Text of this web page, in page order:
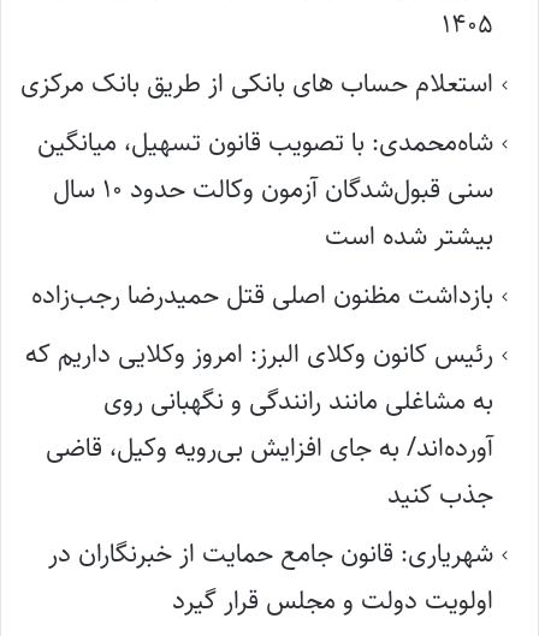
۱۴۰۵
استعلام حساب های بانکی از طریق بانک مرکزی
شاه‌محمدی: با تصویب قانون تسهیل، میانگین
سنی قبول‌شدگان آزمون وکالت حدود ۱۰ سال
بیشتر شده است
بازداشت مظنون اصلی قتل حمیدرضا رجب‌زاده
رئیس کانون وکلای البرز: امروز وکلایی داریم که
به مشاغلی مانند رانندگی و نگهبانی روی
آورده‌اند/ به جای افزایش بی‌رویه وکیل، قاضی
جذب کنید
شهریاری: قانون جامع حمایت از خبرنگاران در
اولویت دولت و مجلس قرار گیرد